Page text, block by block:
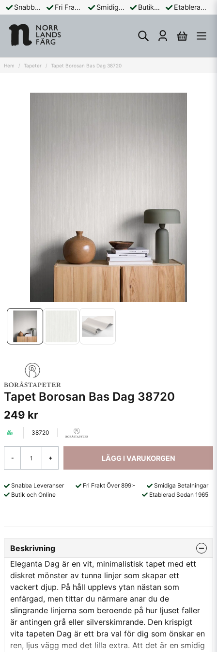
Snabba Leveranser Fri Frakt Över 899:- Smidiga Betalningar Butik och Online Etablerad Sedan 1965
Hem Tapeter Tapet Borosan Bas Dag 38720
Tapet Borosan Bas Dag 38720
249 kr
38720
- + LÄGG I VARUKORGEN
Snabba Leveranser Fri Frakt Över 899:-
Smidiga Betalningar
Butik och Online
Etablerad Sedan 1965
Beskrivning
Eleganta Dag är en vit, minimalistisk tapet med ett
diskret mönster av tunna linjer som skapar ett
vackert djup. På håll upplevs ytan nästan som
enfärgad, men tittar du närmare anar du de
slingrande linjerna som beroende på hur ljuset faller
är antingen grå eller silverskimrande. Den krispigt
vita tapeten Dag är ett bra val för dig som önskar en
ren, ljus vägg med det lilla extra. Att det är en smidig